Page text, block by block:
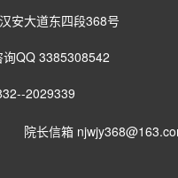
安大道东四段368号
QQ 3385308542
2029339
院长信箱